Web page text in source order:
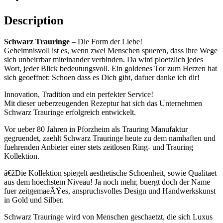
Description
Schwarz Trauringe – Die Form der Liebe!
Geheimnisvoll ist es, wenn zwei Menschen spueren, dass ihre Wege
sich unbeirrbar miteinander verbinden. Da wird ploetzlich jedes
Wort, jeder Blick bedeutungsvoll. Ein goldenes Tor zum Herzen hat
sich geoeffnet: Schoen dass es Dich gibt, dafuer danke ich dir!
Innovation, Tradition und ein perfekter Service!
Mit dieser ueberzeugenden Rezeptur hat sich das Unternehmen
Schwarz Trauringe erfolgreich entwickelt.
Vor ueber 80 Jahren in Pforzheim als Trauring Manufaktur
gegruendet, zaehlt Schwarz Trauringe heute zu dem namhaften und
fuehrenden Anbieter einer stets zeitlosen Ring- und Trauring
Kollektion.
â€žDie Kollektion spiegelt aesthetische Schoenheit, sowie Qualitaet
aus dem hoechstem Niveau! Ja noch mehr, buergt doch der Name
fuer zeitgemaeÃŸes, anspruchsvolles Design und Handwerkskunst
in Gold und Silber.
Schwarz Trauringe wird von Menschen geschaetzt, die sich Luxus